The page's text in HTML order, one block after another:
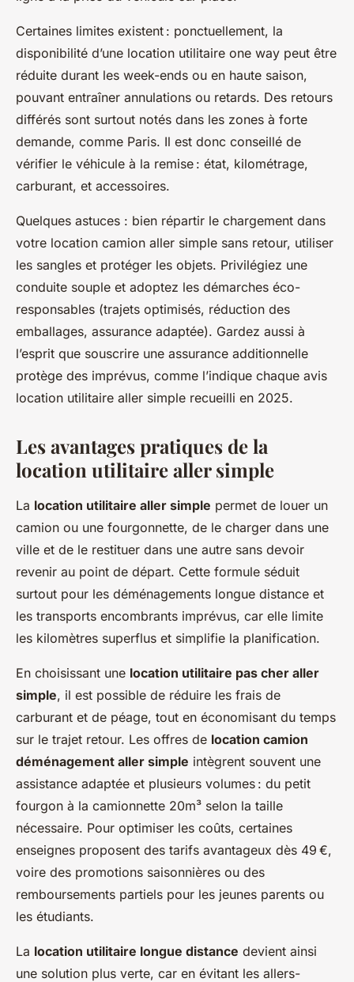
Certaines limites existent : ponctuellement, la
disponibilité d’une location utilitaire one way peut être
réduite durant les week-ends ou en haute saison,
pouvant entraîner annulations ou retards. Des retours
différés sont surtout notés dans les zones à forte
demande, comme Paris. Il est donc conseillé de
vérifier le véhicule à la remise : état, kilométrage,
carburant, et accessoires.
Quelques astuces : bien répartir le chargement dans
votre location camion aller simple sans retour, utiliser
les sangles et protéger les objets. Privilégiez une
conduite souple et adoptez les démarches éco-
responsables (trajets optimisés, réduction des
emballages, assurance adaptée). Gardez aussi à
l’esprit que souscrire une assurance additionnelle
protège des imprévus, comme l’indique chaque avis
location utilitaire aller simple recueilli en 2025.
Les avantages pratiques de la
location utilitaire aller simple
La location utilitaire aller simple permet de louer un
camion ou une fourgonnette, de le charger dans une
ville et de le restituer dans une autre sans devoir
revenir au point de départ. Cette formule séduit
surtout pour les déménagements longue distance et
les transports encombrants imprévus, car elle limite
les kilomètres superflus et simplifie la planification.
En choisissant une location utilitaire pas cher aller
simple, il est possible de réduire les frais de
carburant et de péage, tout en économisant du temps
sur le trajet retour. Les offres de location camion
déménagement aller simple intègrent souvent une
assistance adaptée et plusieurs volumes : du petit
fourgon à la camionnette 20m³ selon la taille
nécessaire. Pour optimiser les coûts, certaines
enseignes proposent des tarifs avantageux dès 49 €,
voire des promotions saisonnières ou des
remboursements partiels pour les jeunes parents ou
les étudiants.
La location utilitaire longue distance devient ainsi
une solution plus verte, car en évitant les allers-